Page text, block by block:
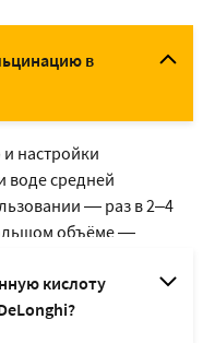
в
настройки
воде средней
— раз в 2–4
объёме —
кислоту